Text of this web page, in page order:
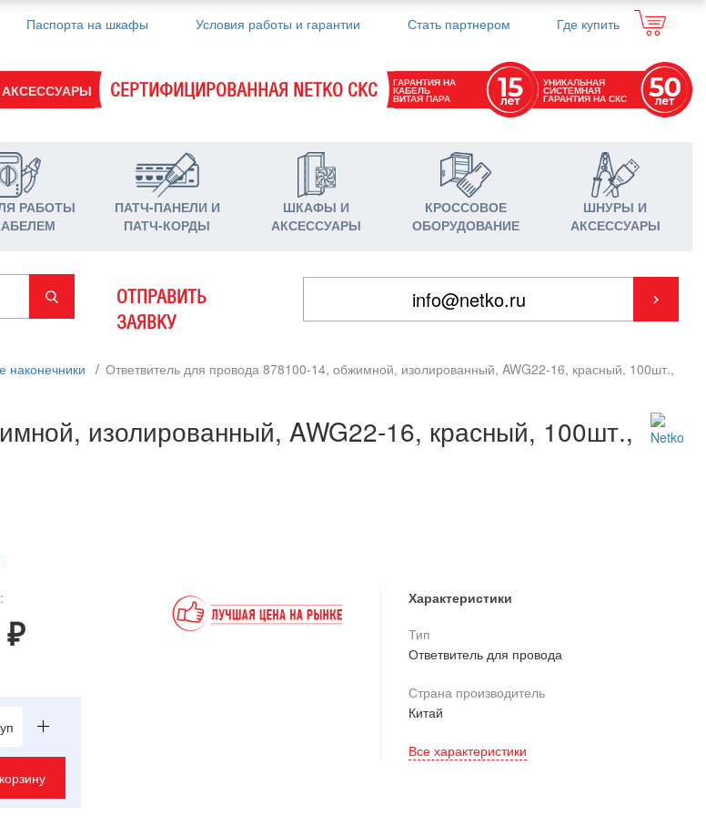
Паспорта на шкафы Условия работы и гарантии Стать партнером Где купить
АКСЕССУАРЫ СЕРТИФИЦИРОВАННАЯ NETKO СКС ГАРАНТИЯ НА
КАБЕЛЬ
ВИТАЯ ПАРА
УНИКАЛЬНАЯ
СИСТЕМНАЯ
ГАРАНТИЯ НА СКС
РАБОТЫ
ПАТЧ-ПАНЕЛИ И
ПАТЧ-КОРДЫ
ШКАФЫ И
АКСЕССУАРЫ
КРОССОВОЕ
ОБОРУДОВАНИЕ
ШНУРЫ И
АКСЕССУАРЫ
ОТПРАВИТЬ
ЗАЯВКУ
наконечники / Ответвитель для провода 878100-14, обжимной, изолированный, AWG22-16, красный, 100шт.,
изолированный, AWG22-16, красный, 100шт.,
₽
уп
Характеристики
Тип
Ответвитель для провода
Страна производитель
Китай
Все характеристики